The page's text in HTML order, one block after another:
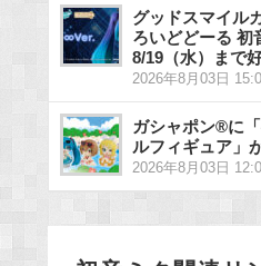
グッドスマイル
ろいどどーる 初
8/19（水）まで
2026年8月03日
ガシャポン®に
ルフィギュア」
2026年8月03日